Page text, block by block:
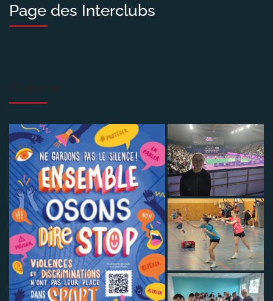
Page des Interclubs